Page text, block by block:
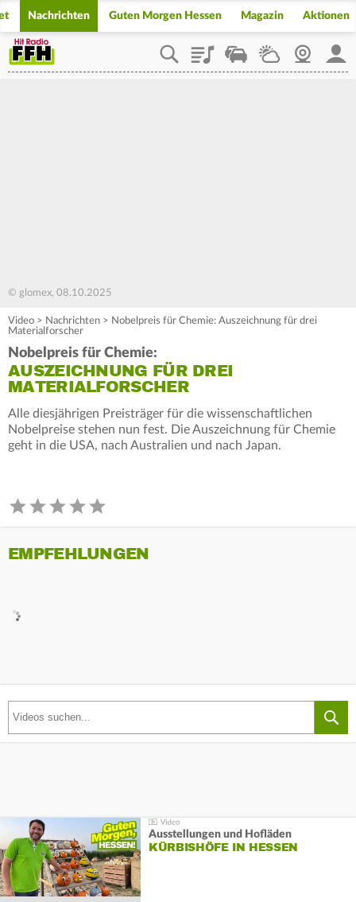
Nachrichten Guten Morgen Hessen Magazin Aktionen
PlaylistStaupilotWetterWebcam
© glomex, 08.10.2025
Video > Nachrichten > Nobelpreis für Chemie: Auszeichnung für drei
Materialforscher
Nobelpreis für Chemie:
AUSZEICHNUNG FÜR DREI
MATERIALFORSCHER
Alle diesjährigen Preisträger für die wissenschaftlichen
Nobelpreise stehen nun fest. Die Auszeichnung für Chemie
geht in die USA, nach Australien und nach Japan.
EMPFEHLUNGEN
Ausstellungen und Hofläden
KÜRBISHÖFE IN HESSEN